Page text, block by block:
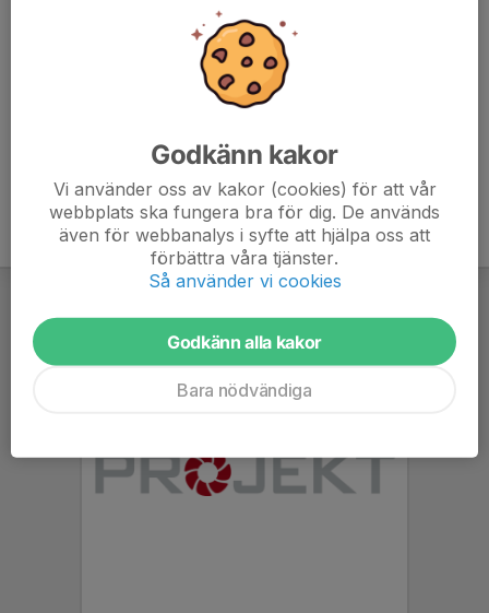
Godkänn kakor
Vi använder oss av kakor (cookies) för att vår
webbplats ska fungera bra för dig. De används
även för webbanalys i syfte att hjälpa oss att
förbättra våra tjänster.
Så använder vi cookies
Godkänn alla kakor
Bara nödvändiga